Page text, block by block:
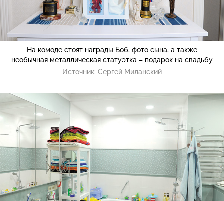
На комоде стоят награды Боб, фото сына, а также
необычная металлическая статуэтка – подарок на свадьбу
Источник: Сергей Миланский